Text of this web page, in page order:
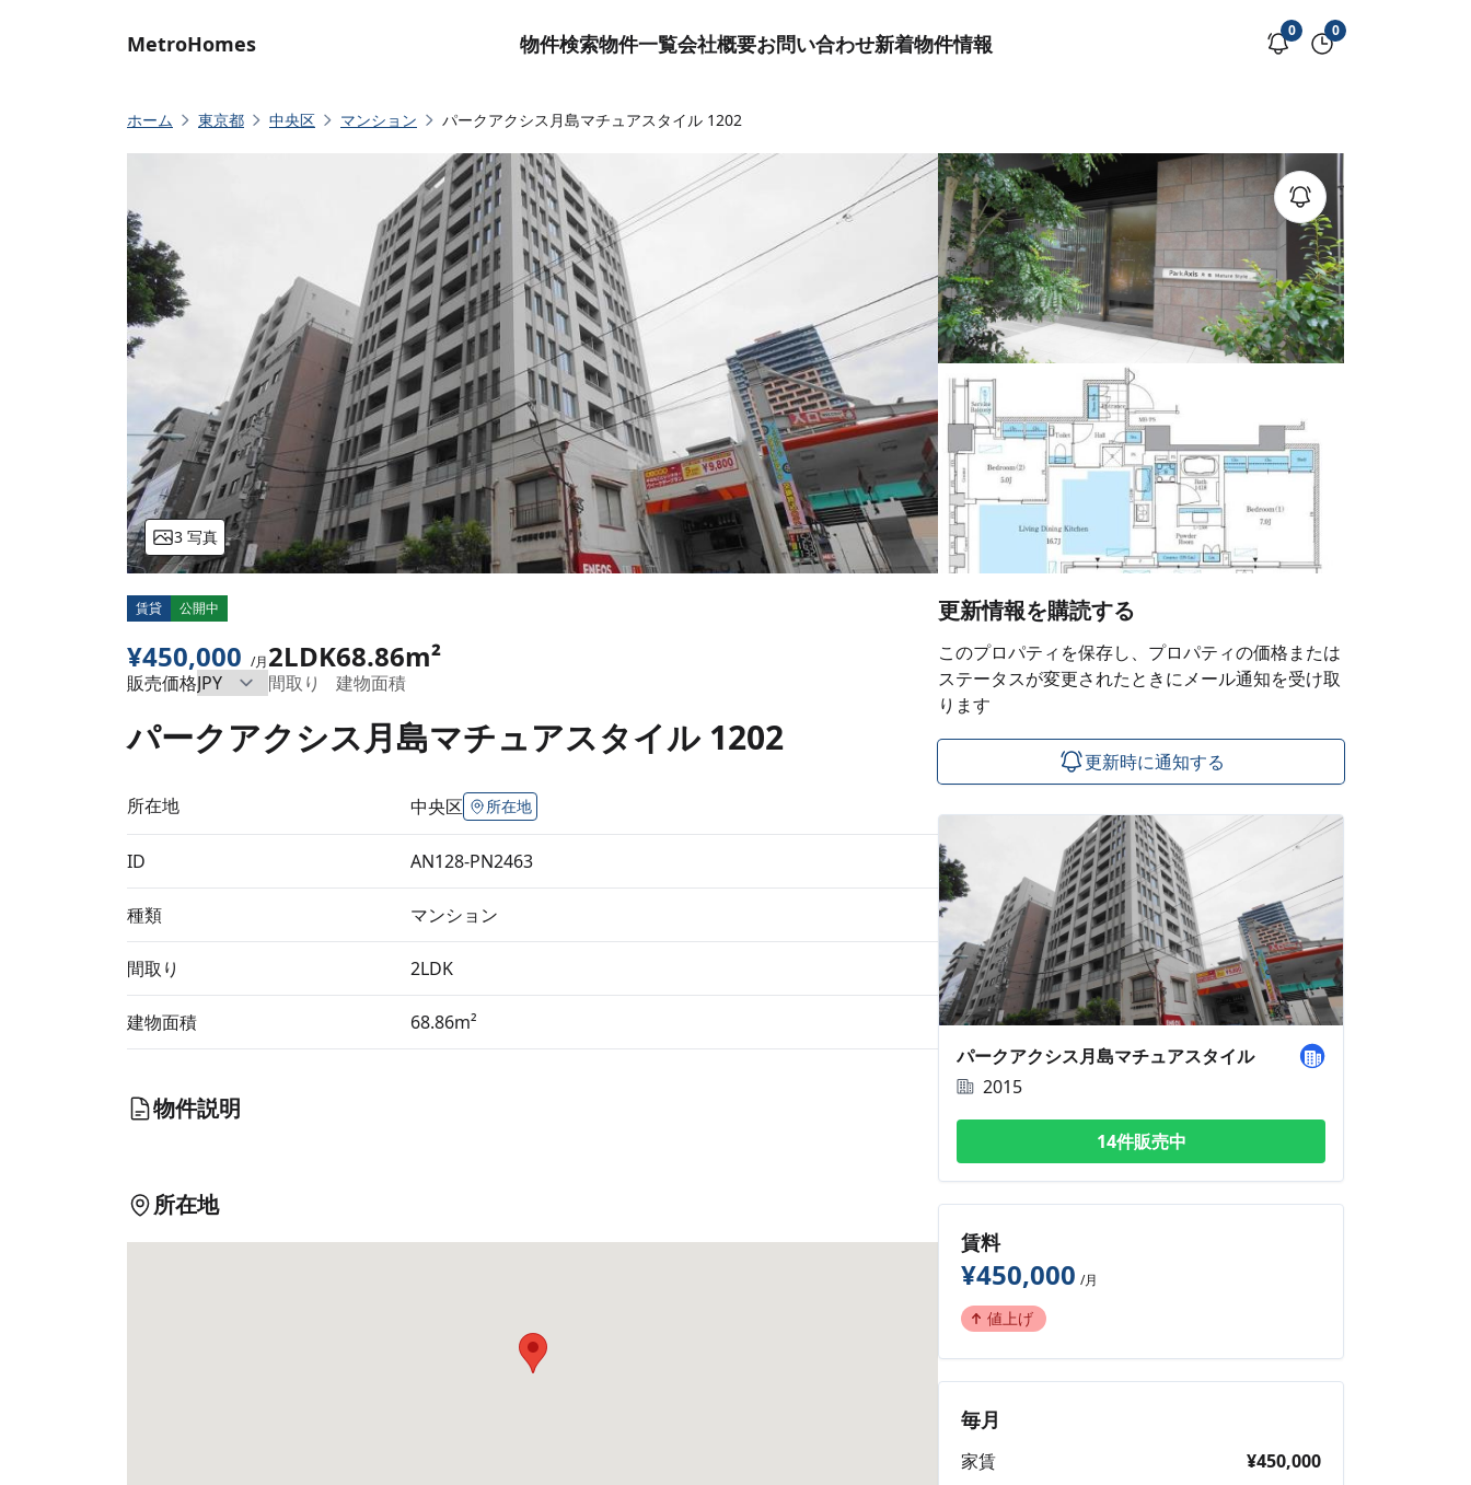
MetroHomes 物件検索物件一覧会社概要お問い合わせ新着物件情報
0 0
ホーム 東京都 中央区 マンション パークアクシス月島マチュアスタイル 1202
3 写真
賃貸 公開中
¥450,000 /月
販売価格
2LDK
間取り
68.86m²
建物面積
パークアクシス月島マチュアスタイル 1202
所在地 中央区 所在地
ID AN128-PN2463
種類 マンション
間取り 2LDK
建物面積 68.86m²
物件説明
所在地
更新情報を購読する
このプロパティを保存し、プロパティの価格または
ステータスが変更されたときにメール通知を受け取
ります
更新時に通知する
パークアクシス月島マチュアスタイル
2015
14件販売中
賃料
¥450,000 /月
値上げ
毎月
家賃 ¥450,000